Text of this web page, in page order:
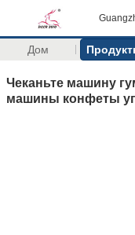
Дом
Чеканьте машину
машины конфеты